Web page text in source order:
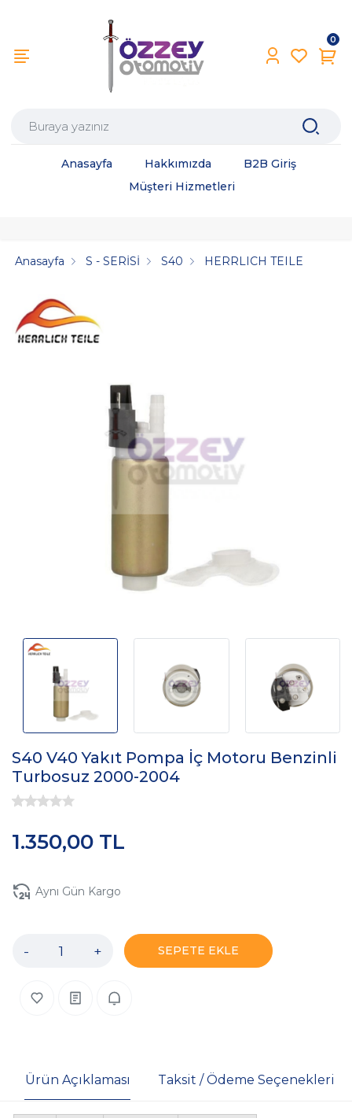
0
Anasayfa Hakkımızda
B2B Giriş
Müşteri Hizmetleri
Anasayfa S - SERİSİ S40 HERRLICH TEILE
S40 V40 Yakıt Pompa İç Motoru Benzinli
Turbosuz 2000-2004
1.350,00 TL
Aynı Gün Kargo
- + SEPETE EKLE
Ürün Açıklaması Taksit / Ödeme Seçenekleri